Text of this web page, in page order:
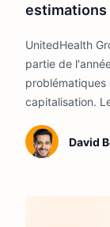
estimations
pire est-il
UnitedHealth
partie de
capitalisation.
David